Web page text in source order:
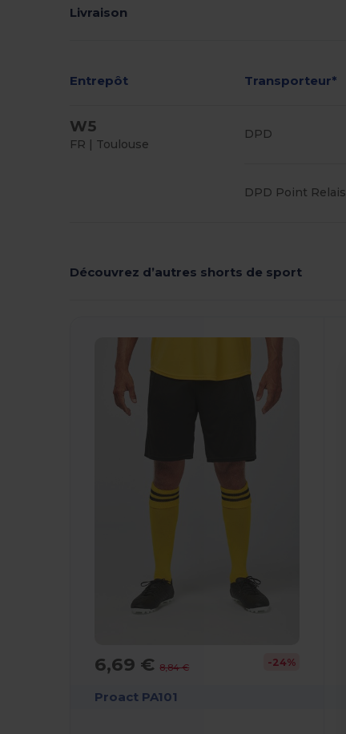
Livraison
Entrepôt Transporteur*
W5
FR | Toulouse
DPD
DPD Point Relais
Découvrez d’autres shorts de sport
6,69 €8,84 € -24%
Proact PA101